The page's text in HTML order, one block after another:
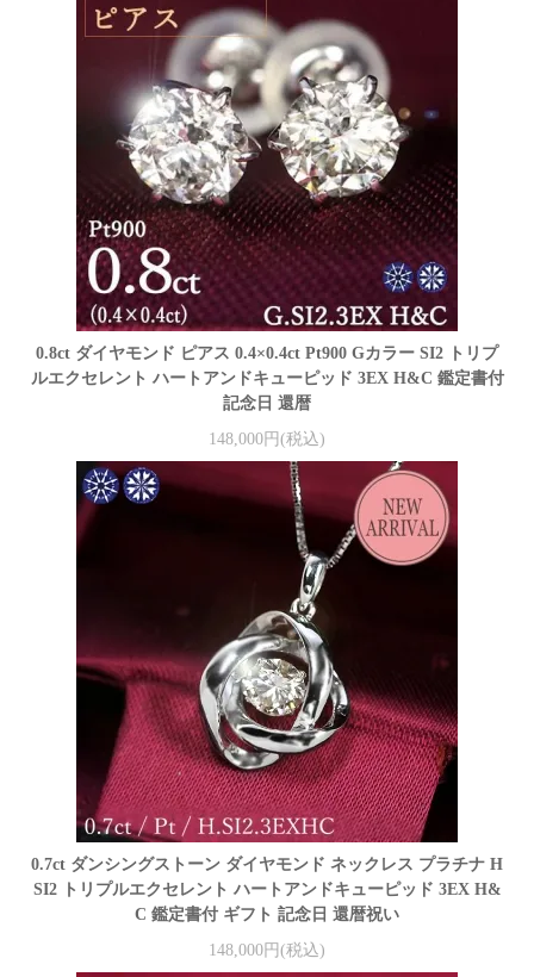
0.8ct ダイヤモンド ピアス 0.4×0.4ct Pt900 Gカラー SI2 トリプ
ルエクセレント ハートアンドキューピッド 3EX H&C 鑑定書付
記念日 還暦
148,000円(税込)
0.7ct ダンシングストーン ダイヤモンド ネックレス プラチナ H
SI2 トリプルエクセレント ハートアンドキューピッド 3EX H&
C 鑑定書付 ギフト 記念日 還暦祝い
148,000円(税込)